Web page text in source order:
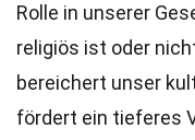
Rolle in unserer
religiös ist oder
bereichert unser
fördert ein tieferes